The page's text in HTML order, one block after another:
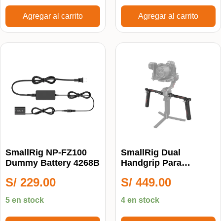
Agregar al carrito Agregar al carrito
SmallRig NP-FZ100
Dummy Battery 4268B
S/ 229.00
5 en stock
SmallRig Dual
Handgrip Para
(3027)
S/ 449.00
4 en stock